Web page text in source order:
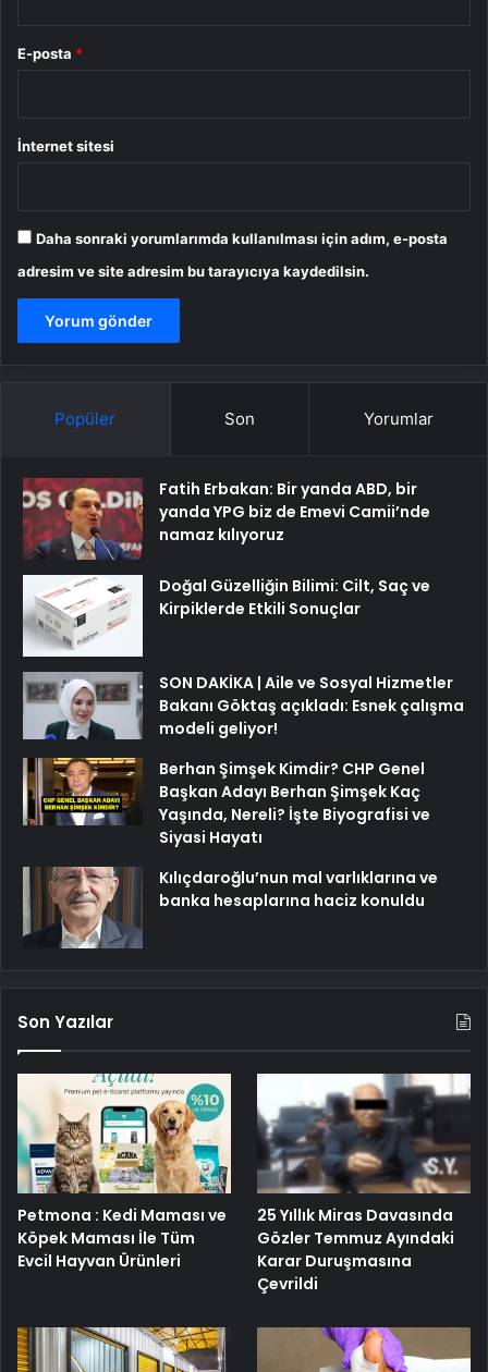
E-posta *
İnternet sitesi
Daha sonraki yorumlarımda kullanılması için adım, e-posta
adresim ve site adresim bu tarayıcıya kaydedilsin.
Popüler Son Yorumlar
Fatih Erbakan: Bir yanda ABD, bir
yanda YPG biz de Emevi Camii’nde
namaz kılıyoruz
Doğal Güzelliğin Bilimi: Cilt, Saç ve
Kirpiklerde Etkili Sonuçlar
SON DAKİKA | Aile ve Sosyal Hizmetler
Bakanı Göktaş açıkladı: Esnek çalışma
modeli geliyor!
Berhan Şimşek Kimdir? CHP Genel
Başkan Adayı Berhan Şimşek Kaç
Yaşında, Nereli? İşte Biyografisi ve
Siyasi Hayatı
Kılıçdaroğlu’nun mal varlıklarına ve
banka hesaplarına haciz konuldu
Son Yazılar
Petmona : Kedi Maması ve
Köpek Maması İle Tüm
Evcil Hayvan Ürünleri
25 Yıllık Miras Davasında
Gözler Temmuz Ayındaki
Karar Duruşmasına
Çevrildi